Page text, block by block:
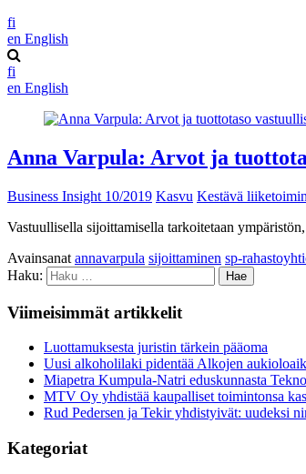
fi
en English
fi
en English
Anna Varpula: Arvot ja
Business Insight 10/2019 Kasvu Kestävä
Vastuullisella sijoittamisella tarkoitetaan
Avainsanat annavarpula sijoittaminen sp-
Haku:
Viimeisimmät artikkelit
Luottamuksesta juristin tärkein pääoma
Uusi alkoholilaki pidentää Alkojen
Miapetra Kumpula-Natri eduskunnasta
MTV Oy yhdistää kaupalliset toimintonsa
Rud Pedersen ja Tekir yhdistyivät: uudeksi
Kategoriat